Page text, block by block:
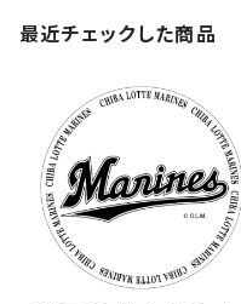
最近チェックした商品